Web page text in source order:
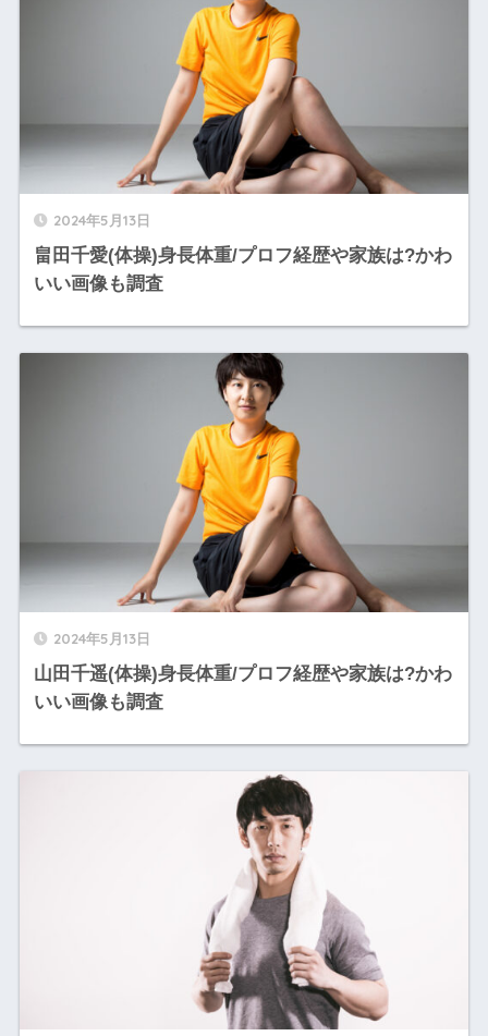
2024年5月13日
畠田千愛(体操)身長体重/プロフ経歴や家族は?かわ
いい画像も調査
2024年5月13日
山田千遥(体操)身長体重/プロフ経歴や家族は?かわ
いい画像も調査